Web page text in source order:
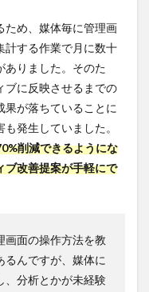
ため、媒体毎に管理画
計する作業で月に数十
ありました。そのた
ブに反映させるまでの
が落ちていることに
発生していました。
削減できるようにな
ブ改善提案が手軽にで
画面の操作方法を教
るんですが、媒体に
、分析とかが未経験